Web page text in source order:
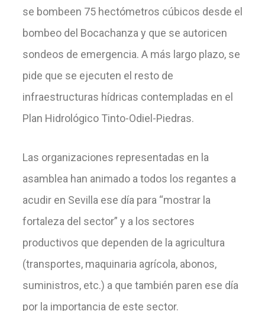
se bombeen 75 hectómetros cúbicos desde el
bombeo del Bocachanza y que se autoricen
sondeos de emergencia. A más largo plazo, se
pide que se ejecuten el resto de
infraestructuras hídricas contempladas en el
Plan Hidrológico Tinto-Odiel-Piedras.
Las organizaciones representadas en la
asamblea han animado a todos los regantes a
acudir en Sevilla ese día para “mostrar la
fortaleza del sector” y a los sectores
productivos que dependen de la agricultura
(transportes, maquinaria agrícola, abonos,
suministros, etc.) a que también paren ese día
por la importancia de este sector.